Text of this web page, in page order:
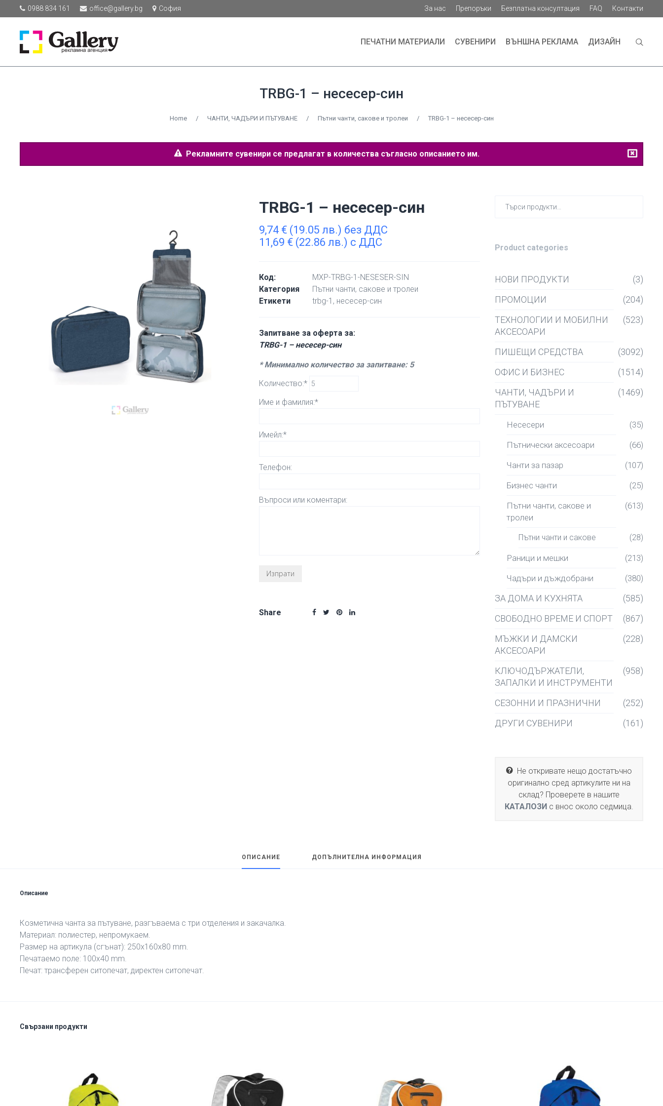
0988 834 161 office@gallery.bg София За нас Препоръки Безплатна консултация FAQ Контакти
ПЕЧАТНИ МАТЕРИАЛИ СУВЕНИРИ ВЪНШНА РЕКЛАМА ДИЗАЙН
TRBG-1 – несесер-син
Home / ЧАНТИ, ЧАДЪРИ И ПЪТУВАНЕ / Пътни чанти, сакове и тролеи / TRBG-1 – несесер-син
Рекламните сувенири се предлагат в количества съгласно описанието им.
TRBG-1 – несесер-син
9,74 € (19.05 лв.) без ДДС
11,69 € (22.86 лв.) с ДДС
Код:
MXP-TRBG-1-NESESER-SIN
Категория
Пътни чанти, сакове и тролеи
Етикети
trbg-1 , несесер-син
Запитване за оферта за:
TRBG-1 – несесер-син
* Минимално количество за запитване: 5
Количество:*
Име и фамилия:*
Имейл:*
Телефон:
Въпроси или коментари:
Share
Product categories
НОВИ ПРОДУКТИ
(3)
ПРОМОЦИИ
(204)
ТЕХНОЛОГИИ И МОБИЛНИ
АКСЕСОАРИ
(523)
ПИШЕЩИ СРЕДСТВА
(3092)
ОФИС И БИЗНЕС
(1514)
ЧАНТИ, ЧАДЪРИ И
ПЪТУВАНЕ
(1469)
Несесери (35)
Пътнически аксесоари (66)
Чанти за пазар (107)
Бизнес чанти (25)
Пътни чанти, сакове и
тролеи
(613)
Пътни чанти и сакове (28)
Раници и мешки (213)
Чадъри и дъждобрани (380)
ЗА ДОМА И КУХНЯТА
(585)
СВОБОДНО ВРЕМЕ И СПОРТ
(867)
МЪЖКИ И ДАМСКИ
АКСЕСОАРИ
(228)
КЛЮЧОДЪРЖАТЕЛИ,
ЗАПАЛКИ И ИНСТРУМЕНТИ
(958)
СЕЗОННИ И ПРАЗНИЧНИ
(252)
ДРУГИ СУВЕНИРИ
(161)
Не откривате нещо достатъчно
оригинално сред артикулите ни на
склад? Проверете в нашите
КАТАЛОЗИ с внос около седмица.
ОПИСАНИЕ ДОПЪЛНИТЕЛНА ИНФОРМАЦИЯ
Описание
Козметична чанта за пътуване, разгъваема с три отделения и закачалка.
Материал: полиестер, непромукаем.
Размер на артикула (сгънат): 250х160х80 mm.
Печатаемо поле: 100х40 mm.
Печат: трансферен ситопечат, директен ситопечат.
Свързани продукти